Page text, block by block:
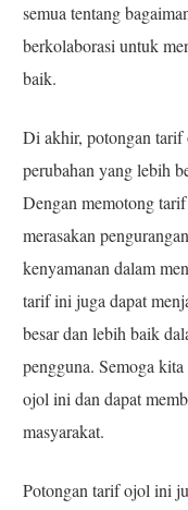
semua tentang
berkolaborasi untuk
baik.
Di akhir, potongan
perubahan yang lebih
Dengan memotong
merasakan
kenyamanan dalam
tarif ini juga dapat
besar dan lebih baik
pengguna. Semoga
ojol ini dan dapat
masyarakat.
Potongan tarif ojol ini